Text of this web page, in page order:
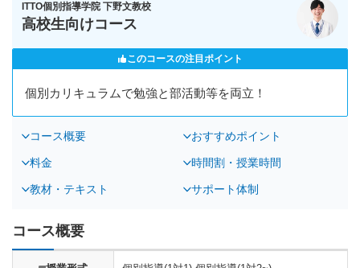
ITTO個別指導学院 下野文教校
高校生向けコース
このコースの注目ポイント
個別カリキュラムで勉強と部活動等を両立！
コース概要 おすすめポイント
料金 時間割・授業時間
教材・テキスト サポート体制
コース概要